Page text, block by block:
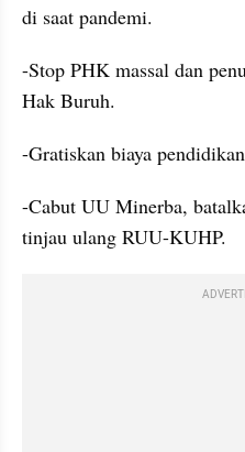
di saat pandemi.
-Stop PHK massal dan
Hak Buruh.
-Gratiskan biaya
-Cabut UU Minerba,
tinjau ulang RUU-KUHP.